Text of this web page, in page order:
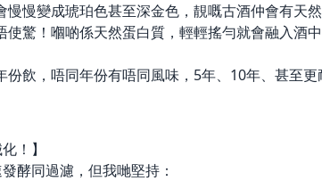
慢變成琥珀色甚至深金色，靚嘅古酒仲會有天然
驚！嗰啲係天然蛋白質，輕輕搖勻就會融入酒
飲，唔同年份有唔同風味，5年、10年、甚至更
！】
酵同過濾，但我哋堅持：